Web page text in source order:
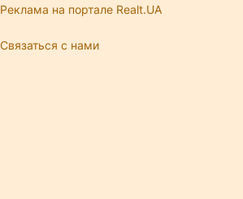
Реклама на портале Realt.UA
Связаться с нами